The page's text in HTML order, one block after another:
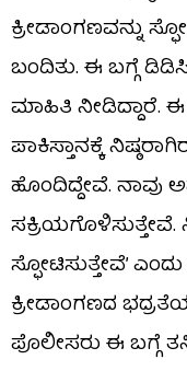
ಕ್ರೀಡಾಂಗಣವನ್ನು
ಬಂದಿತು. ಈ ಬಗ್ಗೆ
ಮಾಹಿತಿ ನೀಡಿದ್ದಾರೆ.
ಪಾಕಿಸ್ತಾನಕ್ಕೆ
ಹೊಂದಿದ್ದೇವೆ. ನಾವು
ಸಕ್ರಿಯಗೊಳಿಸುತ್ತೇವೆ.
ಸ್ಫೋಟಿಸುತ್ತೇವೆ’
ಕ್ರೀಡಾಂಗಣದ
ಪೊಲೀಸರು ಈ ಬಗ್ಗೆ